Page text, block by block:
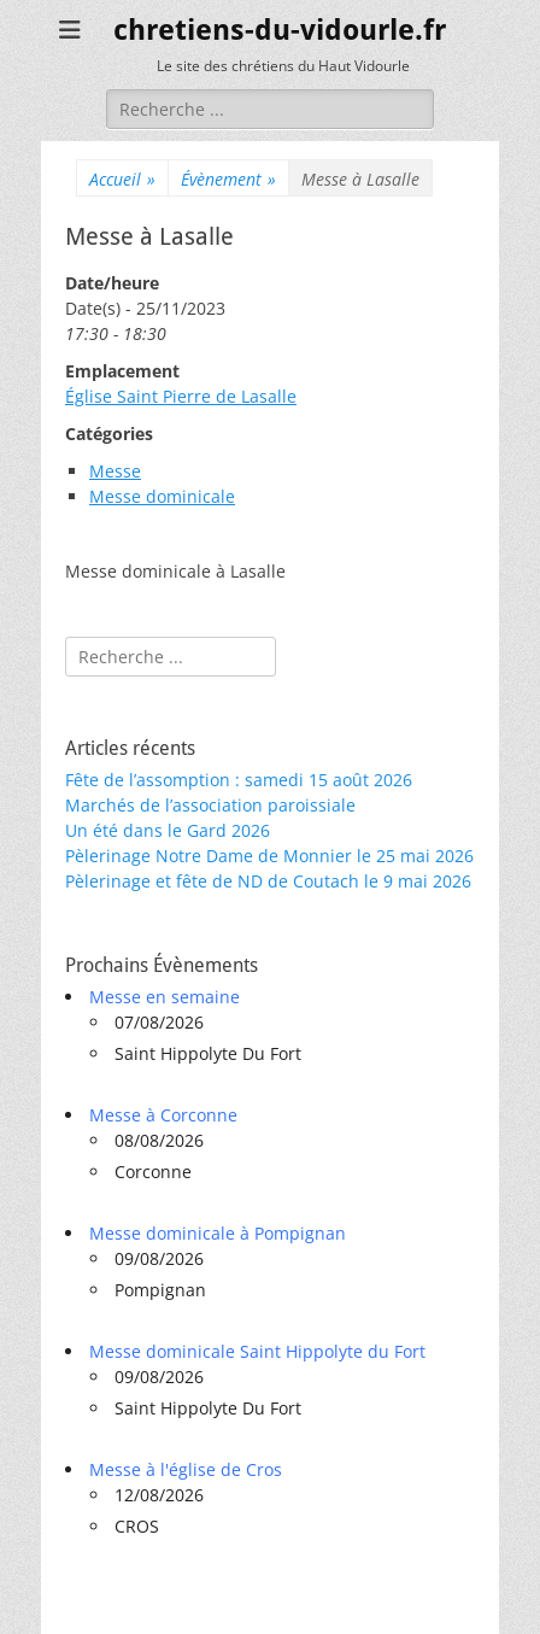
chretiens-du-vidourle.fr
Le site des chrétiens du Haut Vidourle
Rechercher :
Accueil » Évènement » Messe à Lasalle
Messe à Lasalle
Date/heure
Date(s) - 25/11/2023
17:30 - 18:30
Emplacement
Église Saint Pierre de Lasalle
Catégories
Messe
Messe dominicale
Messe dominicale à Lasalle
Rechercher :
Articles récents
Fête de l’assomption : samedi 15 août 2026
Marchés de l’association paroissiale
Un été dans le Gard 2026
Pèlerinage Notre Dame de Monnier le 25 mai 2026
Pèlerinage et fête de ND de Coutach le 9 mai 2026
Prochains Évènements
Messe en semaine
07/08/2026
Saint Hippolyte Du Fort
Messe à Corconne
08/08/2026
Corconne
Messe dominicale à Pompignan
09/08/2026
Pompignan
Messe dominicale Saint Hippolyte du Fort
09/08/2026
Saint Hippolyte Du Fort
Messe à l'église de Cros
12/08/2026
CROS